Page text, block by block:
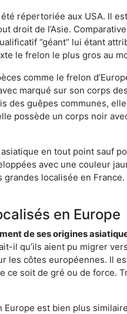
répertoriée aux USA. Il
droit de l’Asie.
‘’géant’’ lui étant
le frelon le plus gros au
comme le frelon
marqué sur son corps
des guêpes communes,
possède un corps noir
en tout point sauf
avec une couleur
grandes localisée en
en Europe
de ses origines
il qu’ils aient pu migrer
les côtes européennes. Il
ce soit de gré ou de force.
est bien plus